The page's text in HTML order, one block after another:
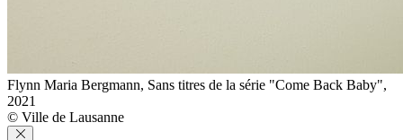
Flynn Maria Bergmann, Sans titres de la série "Come Back Baby",
2021
© Ville de Lausanne